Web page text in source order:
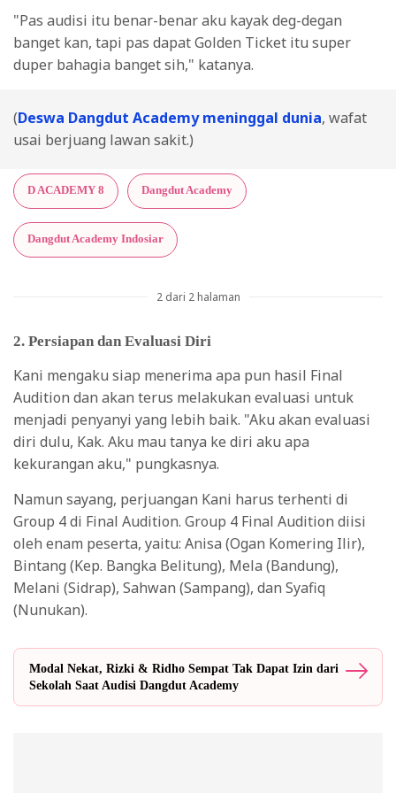
"Pas audisi itu benar-benar aku kayak deg-degan
banget kan, tapi pas dapat Golden Ticket itu super
duper bahagia banget sih," katanya.
(Deswa Dangdut Academy meninggal dunia, wafat
usai berjuang lawan sakit.)
D ACADEMY 8 Dangdut Academy
Dangdut Academy Indosiar
2 dari 2 halaman
2. Persiapan dan Evaluasi Diri
Kani mengaku siap menerima apa pun hasil Final
Audition dan akan terus melakukan evaluasi untuk
menjadi penyanyi yang lebih baik. "Aku akan evaluasi
diri dulu, Kak. Aku mau tanya ke diri aku apa
kekurangan aku," pungkasnya.
Namun sayang, perjuangan Kani harus terhenti di
Group 4 di Final Audition. Group 4 Final Audition diisi
oleh enam peserta, yaitu: Anisa (Ogan Komering Ilir),
Bintang (Kep. Bangka Belitung), Mela (Bandung),
Melani (Sidrap), Sahwan (Sampang), dan Syafiq
(Nunukan).
Modal Nekat, Rizki & Ridho Sempat Tak Dapat Izin dari
Sekolah Saat Audisi Dangdut Academy